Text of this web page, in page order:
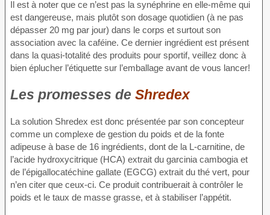
Il est à noter que ce n’est pas la synéphrine en elle-même qui
est dangereuse, mais plutôt son dosage quotidien (à ne pas
dépasser 20 mg par jour) dans le corps et surtout son
association avec la caféine. Ce dernier ingrédient est présent
dans la quasi-totalité des produits pour sportif, veillez donc à
bien éplucher l’étiquette sur l’emballage avant de vous lancer!
Les promesses de Shredex
La solution Shredex est donc présentée par son concepteur
comme un complexe de gestion du poids et de la fonte
adipeuse à base de 16 ingrédients, dont de la L-carnitine, de
l’acide hydroxycitrique (HCA) extrait du garcinia cambogia et
de l’épigallocatéchine gallate (EGCG) extrait du thé vert, pour
n’en citer que ceux-ci. Ce produit contribuerait à contrôler le
poids et le taux de masse grasse, et à stabiliser l’appétit.